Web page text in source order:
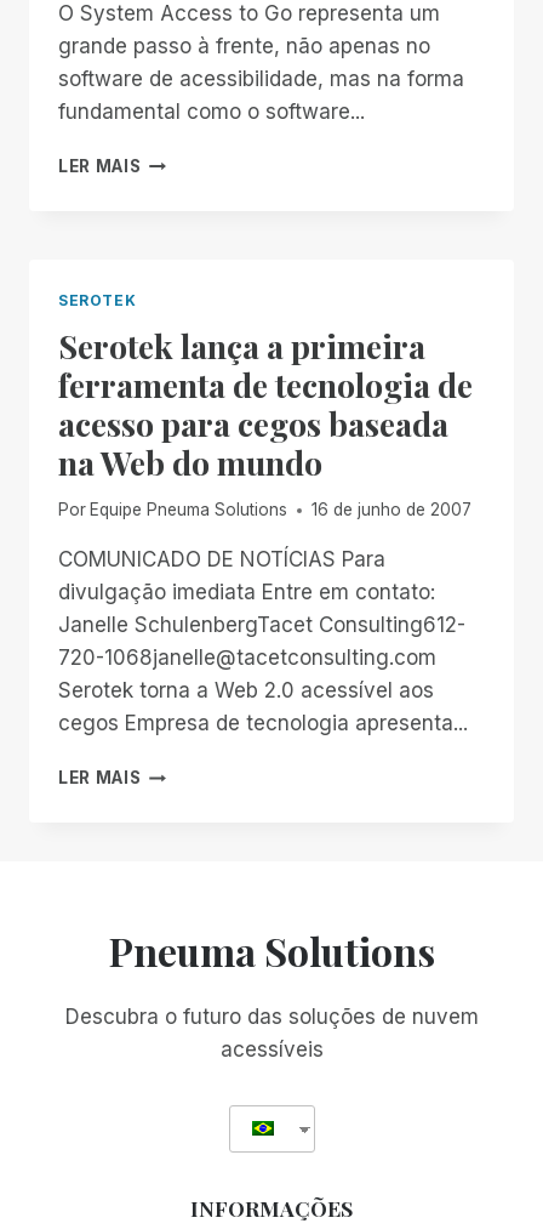
O System Access to Go representa um
grande passo à frente, não apenas no
software de acessibilidade, mas na forma
fundamental como o software...
LER MAIS SOBRE
SEROTEK
Serotek lança a primeira
ferramenta de tecnologia de
acesso para cegos baseada
na Web do mundo
Por Equipe Pneuma Solutions 16 de junho de 2007
COMUNICADO DE NOTÍCIAS Para
divulgação imediata Entre em contato:
Janelle SchulenbergTacet Consulting612-
720-1068janelle@tacetconsulting.com
Serotek torna a Web 2.0 acessível aos
cegos Empresa de tecnologia apresenta...
LER MAIS SEROTEK
DE
CEGOS
BASEADA
Pneuma Solutions
Descubra o futuro das soluções de nuvem
acessíveis
INFORMAÇÕES